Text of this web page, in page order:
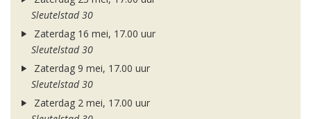
Sleutelstad 30
Zaterdag 16 mei, 17.00 uur
Sleutelstad 30
Zaterdag 9 mei, 17.00 uur
Sleutelstad 30
Zaterdag 2 mei, 17.00 uur